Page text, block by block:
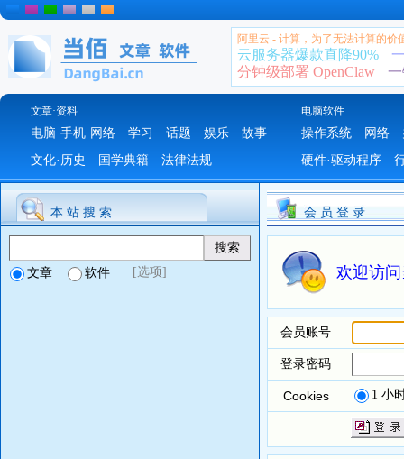
阿里云 - 计算，为了无法计算的价
云服务器爆款直降90%
分钟级部署 OpenClaw
文章·资料 电脑软件
电脑·手机·网络 学习 话题 娱乐
故事
文化·历史
国学典籍 法律法规
操作系统 网络
硬件·驱动程序
本 站 搜 索
文章 软件 [选项]
会 员 登 录
欢迎访
会员账号
登录密码
Cookies 1 小